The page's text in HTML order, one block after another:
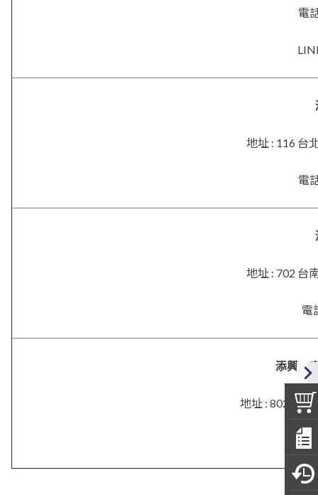
電
地址 : 116 台
電
地址 : 702 台
電
添興．
地址 : 802 高雄
電